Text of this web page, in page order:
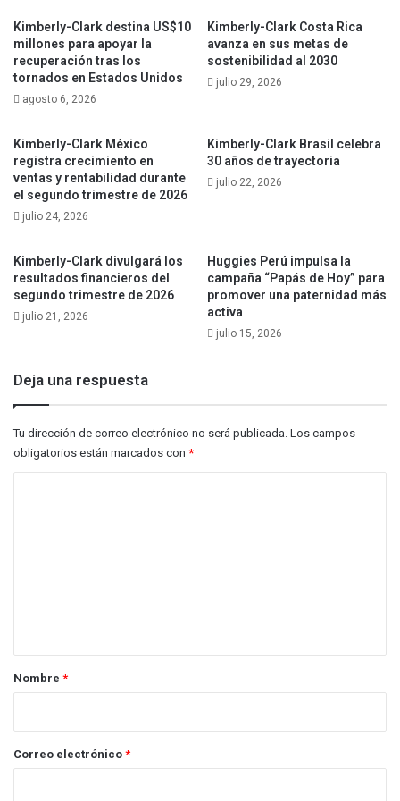
Kimberly-Clark destina US$10
millones para apoyar la
recuperación tras los
tornados en Estados Unidos
agosto 6, 2026
Kimberly-Clark Costa Rica
avanza en sus metas de
sostenibilidad al 2030
julio 29, 2026
Kimberly-Clark México
registra crecimiento en
ventas y rentabilidad durante
el segundo trimestre de 2026
julio 24, 2026
Kimberly-Clark Brasil celebra
30 años de trayectoria
julio 22, 2026
Kimberly-Clark divulgará los
resultados financieros del
segundo trimestre de 2026
julio 21, 2026
Huggies Perú impulsa la
campaña “Papás de Hoy” para
promover una paternidad más
activa
julio 15, 2026
Deja una respuesta
Tu dirección de correo electrónico no será publicada. Los campos
obligatorios están marcados con *
r
*
Nombre *
Correo electrónico *